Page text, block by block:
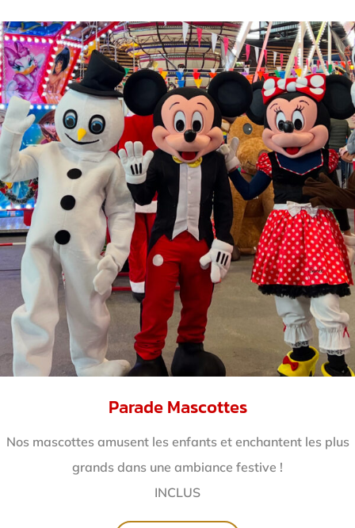
Parade Mascottes
Nos mascottes amusent les enfants et enchantent les plus
grands dans une ambiance festive !
INCLUS